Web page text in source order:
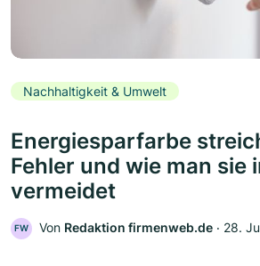
Nachhaltigkeit & Umwelt
Energiesparfarbe
Fehler und wie man sie
vermeidet
FW Von Redaktion firmenweb.de ‧ 28.